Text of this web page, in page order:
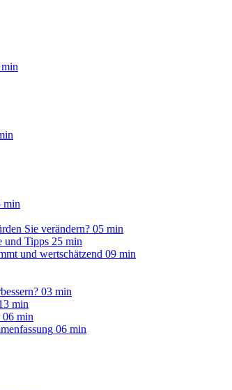
min
Sie verändern? 05 min
und Tipps 25 min
und wertschätzend 09 min
03 min
min
06 min
06 min